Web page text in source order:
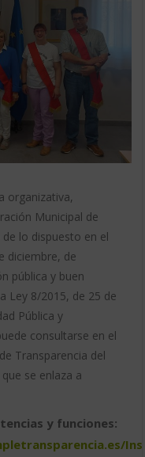
organizativa,
Municipal de
lo dispuesto en el
diciembre, de
pública y buen
Ley 8/2015, de 25 de
Pública y
consultarse en el
Transparencia del
se enlaza a
y funciones: